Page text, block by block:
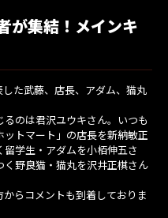
が集結！メインキ
た武藤、店長、アダム、猫丸
のは君沢ユウキさん。いつも
トマート」の店長を新納敏正
学生・アダムを小栢伸五さ
野良猫・猫丸を沢井正棋さん
らコメントも到着しておりま